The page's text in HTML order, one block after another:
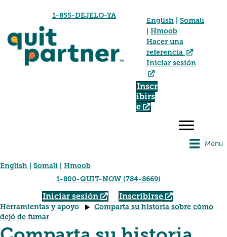
1-855-DEJELO-YA
English
Somali
Hmoob
Hacer una
referencia
Iniciar sesión
Inscr
ibirs
e
Menú
English | Somali | Hmoob
1-800-QUIT-NOW (784-8669)
Iniciar sesión Inscribirse
Herramientas y apoyo
Comparta su historia sobre cómo
dejó de fumar